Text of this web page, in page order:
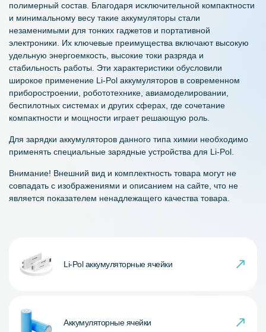
полимерный состав. Благодаря исключительной компактности
и минимальному весу такие аккумуляторы стали
незаменимыми для тонких гаджетов и портативной
электроники. Их ключевые преимущества включают высокую
удельную энергоемкость, высокие токи разряда и
стабильность работы. Эти характеристики обусловили
широкое применение Li-Pol аккумуляторов в современном
приборостроении, робототехнике, авиамоделировании,
беспилотных системах и других сферах, где сочетание
компактности и мощности играет решающую роль.
Для зарядки аккумуляторов данного типа химии необходимо
применять специальные зарядные устройства для Li-Pol.
Внимание! Внешний вид и комплектность товара могут не
совпадать с изображениями и описанием на сайте, что не
является показателем ненадлежащего качества товара.
Li-Pol аккумуляторные ячейки
Аккумуляторные ячейки